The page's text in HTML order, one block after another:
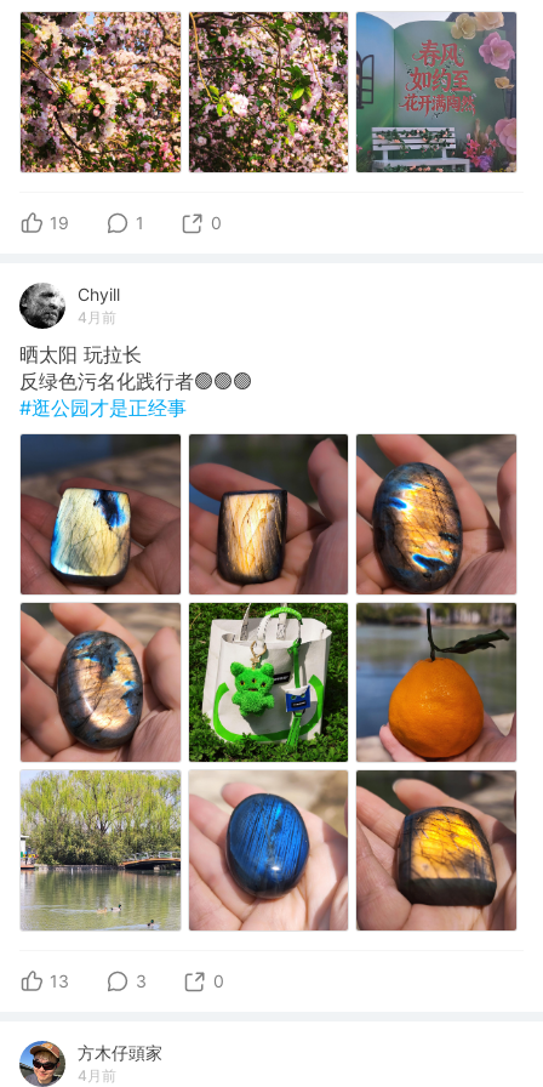
19 1 0
Chyill
4月前
晒太阳 玩拉长
反绿色污名化践行者🟢🟢🟢
#逛公园才是正经事
13 3 0
方木仔頭家
4月前